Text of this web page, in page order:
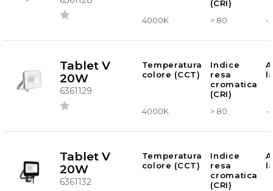
(CRI)
4000K > 80 -
Tablet V
20W
6361129
Temperatura
colore (CCT)
Indice
resa
cromatica
(CRI)
4000K > 80 -
Tablet V
20W
6361132
Temperatura
colore (CCT)
Indice
resa
cromatica
(CRI)